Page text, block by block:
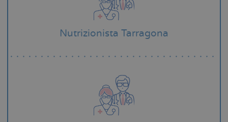
Nutrizionista Tarragona